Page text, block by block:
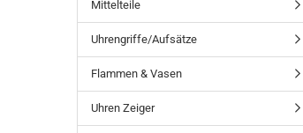
Mittelteile
Uhrengriffe/Aufsätze
Flammen & Vasen
Uhren Zeiger